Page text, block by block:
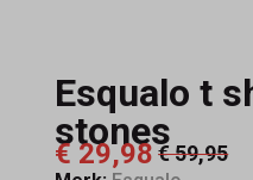
Esqualo t
stones
€ 29,98€ 59,95